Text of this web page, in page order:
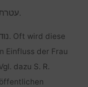
.
. Oft wird diese
Einfluss der Frau
dazu S. R.